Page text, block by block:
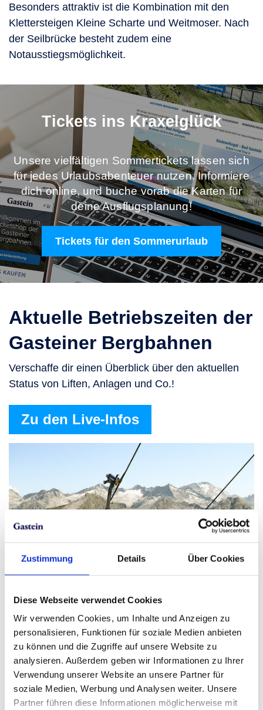
Zustimmung Details Über Cookies
Diese Webseite verwendet Cookies
Wir verwenden Cookies, um Inhalte und Anzeigen zu
personalisieren, Funktionen für soziale Medien anbieten
zu können und die Zugriffe auf unsere Website zu
analysieren. Außerdem geben wir Informationen zu Ihrer
Verwendung unserer Website an unsere Partner für
soziale Medien, Werbung und Analysen weiter. Unsere
Partner führen diese Informationen möglicherweise mit
Besonders attraktiv ist die Kombination mit den
Klettersteigen Kleine Scharte und Weitmoser. Nach
der Seilbrücke besteht zudem eine
Notausstiegsmöglichkeit.
Tickets ins Kraxelglück
Unsere vielfältigen Sommertickets lassen sich
für jedes Urlaubsabenteuer nutzen. Informiere
dich online, und buche vorab die Karten für
deine Ausflugsplanung!
Tickets für den Sommerurlaub
Aktuelle Betriebszeiten der
Gasteiner Bergbahnen
Verschaffe dir einen Überblick über den aktuellen
Status von Liften, Anlagen und Co.!
Zu den Live-Infos